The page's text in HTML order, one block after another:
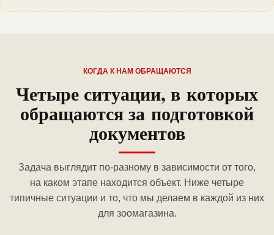
КОГДА К НАМ ОБРАЩАЮТСЯ
Четыре ситуации, в которых
обращаются за подготовкой
документов
Задача выглядит по-разному в зависимости от того,
на каком этапе находится объект. Ниже четыре
типичные ситуации и то, что мы делаем в каждой из них
для зоомагазина.